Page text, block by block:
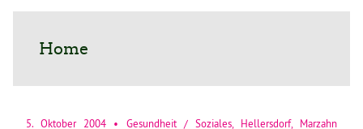
Home
5. Oktober 2004 • Gesundheit / Soziales, Hellersdorf, Marzahn